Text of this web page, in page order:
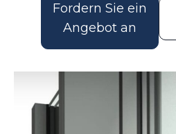
Fordern Sie ein
Angebot an